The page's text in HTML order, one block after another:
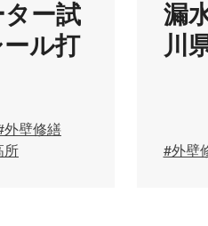
ー試
ル打
外壁修繕
所
漏
川
#外壁